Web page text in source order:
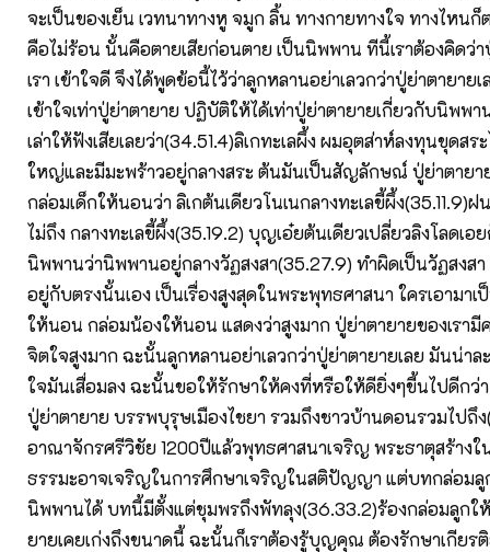
จะเป็นของเย็น เวทนาทางหู จมูก ลิ้น ทางกายทางใจ ทางไหนก็
คือไม่ร้อน นั้นคือตายเสียก่อนตาย เป็นนิพพาน ทีนี้เราต้องคิดว่
เรา เข้าใจดี จึงได้พูดข้อนี้ไว้ว่าลูกหลานอย่าเลวกว่าปู่ย่าตายาย
เข้าใจเท่าปู่ย่าตายาย ปฏิบัติให้ได้เท่าปู่ย่าตายายเกี่ยวกับนิพพ
เล่าให้ฟังเสียเลยว่า(34.51.4)ลิเกทะเลผึ้ง ผมอุตส่าห์ลงทุนขุดสร
ใหญ่และมีมะพร้าวอยู่กลางสระ ต้นมันเป็นสัญลักษณ์ ปู่ย่าตายา
กล่อมเด็กให้นอนว่า ลิเกต้นเดียวโนเนกลางทะเลขี้ผึ้ง(35.11.9)
ไม่ถึง กลางทะเลขี้ผึ้ง(35.19.2) บุญเอ๋ยต้นเดียวเปลี่ยวลิงโลดเอ
นิพพานว่านิพพานอยู่กลางวัฏสงสา(35.27.9) ทำผิดเป็นวัฏสงส
อยู่กับตรงนั้นเอง เป็นเรื่องสูงสุดในพระพุทธศาสนา ใครเอามา
ให้นอน กล่อมน้องให้นอน แสดงว่าสูงมาก ปู่ย่าตายายของเรามี
จิตใจสูงมาก ฉะนั้นลูกหลานอย่าเลวกว่าปู่ย่าตายายเลย มันน่าล
ใจมันเสื่อมลง ฉะนั้นขอให้รักษาให้คงที่หรือให้ดียิ่งๆขี้นไปดีกว่
ปู่ย่าตายาย บรรพบุรุษเมืองไชยา รวมถึงชาวบ้านดอนรวมไปถึง
อาณาจักรศรีวิชัย 1200ปีแล้วพุทธศาสนาเจริญ พระธาตุสร้าง
ธรรมะอาจเจริญในการศึกษาเจริญในสติปัญญา แต่บทกล่อมลู
นิพพานได้ บทนี้มีตั้งแต่ชุมพรถึงพัทลุง(36.33.2)ร้องกล่อมลูก
ยายเคยเก่งถึงขนาดนี้ ฉะนั้นก็เราต้องรู้บุญคุณ ต้องรักษาเกียร